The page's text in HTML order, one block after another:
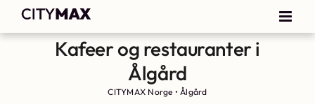
Kafeer og restauranter i
Ålgård
CITYMAX Norge •Ålgård